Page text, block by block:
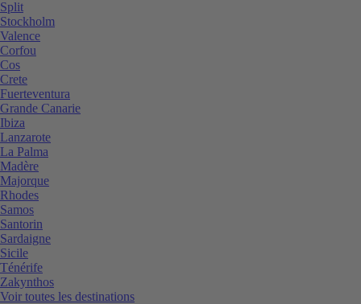
Split
Stockholm
Valence
Corfou
Cos
Crete
Fuerteventura
Grande Canarie
Ibiza
Lanzarote
La Palma
Madère
Majorque
Rhodes
Samos
Santorin
Sardaigne
Sicile
Ténérife
Zakynthos
Voir toutes les destinations